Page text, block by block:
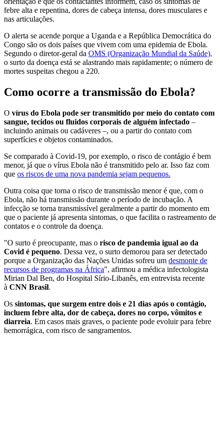
febre alta e repentina, dores de cabeça intensa, dores musculares e
nas articulações.
O alerta se acende porque a Uganda e a República Democrática do
Congo são os dois países que vivem com uma epidemia de Ebola.
Segundo o diretor-geral da OMS (Organização Mundial da Saúde),
o surto da doença está se alastrando mais rapidamente; o número de
mortes suspeitas chegou a 220.
Como ocorre a transmissão do Ebola?
O vírus do Ebola pode ser transmitido por meio do contato com
sangue, tecidos ou fluidos corporais de alguém infectado –
incluindo animais ou cadáveres –, ou a partir do contato com
superfícies e objetos contaminados.
Se comparado à Covid-19, por exemplo, o risco de contágio é bem
menor, já que o vírus Ebola não é transmitido pelo ar. Isso faz com
que os riscos de uma nova pandemia sejam pequenos.
Outra coisa que torna o risco de transmissão menor é que, com o
Ebola, não há transmissão durante o período de incubação. A
infecção se torna transmissível geralmente a partir do momento em
que o paciente já apresenta sintomas, o que facilita o rastreamento de
contatos e o controle da doença.
"O surto é preocupante, mas o risco de pandemia igual ao da
Covid é pequeno. Dessa vez, o surto demorou para ser detectado
porque a Organização das Nações Unidas sofreu um desmonte de
recursos de programas na África", afirmou a médica infectologista
Mirian Dal Ben, do Hospital Sírio-Libanês, em entrevista recente
à CNN Brasil.
Os sintomas, que surgem entre dois e 21 dias após o contágio,
incluem febre alta, dor de cabeça, dores no corpo, vômitos e
diarreia. Em casos mais graves, o paciente pode evoluir para febre
hemorrágica, com risco de sangramentos.